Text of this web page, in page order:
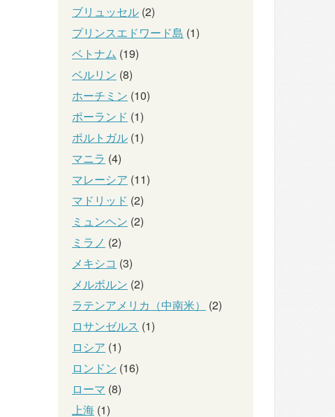
ブリュッセル (2)
プリンスエドワード島 (1)
ベトナム (19)
ベルリン (8)
ホーチミン (10)
ポーランド (1)
ポルトガル (1)
マニラ (4)
マレーシア (11)
マドリッド (2)
ミュンヘン (2)
ミラノ (2)
メキシコ (3)
メルボルン (2)
ラテンアメリカ（中南米）
(2)
ロサンゼルス (1)
ロシア (1)
ロンドン (16)
ローマ (8)
上海 (1)